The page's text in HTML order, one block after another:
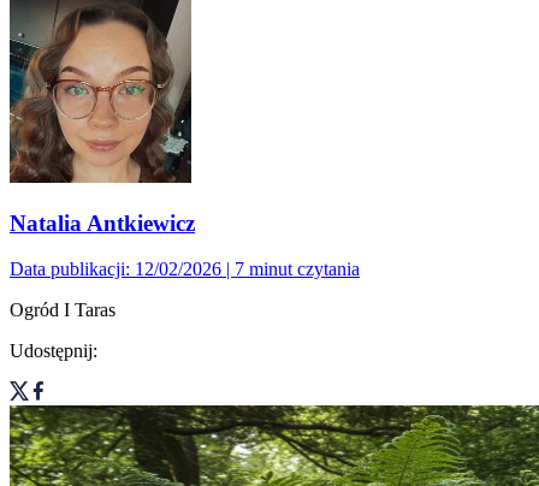
Natalia Antkiewicz
Data publikacji: 12/02/2026 | 7 minut czytania
Ogród I Taras
Udostępnij: